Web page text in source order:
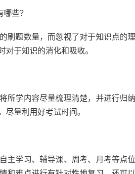
些？
刷题数量，而忽视了对于知识点的
对于知识的消化和吸收。
所学内容尽量梳理清楚，并进行归
尽量利用好考试时间。
主学习、辅导课、周考、月考等点